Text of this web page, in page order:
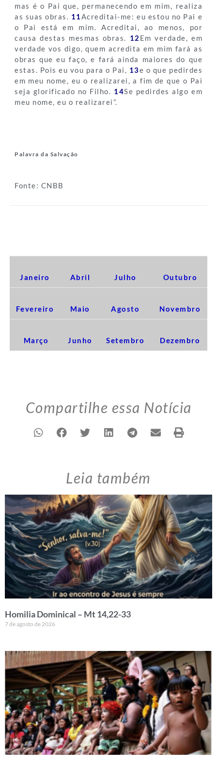
mas é o Pai que, permanecendo em mim, realiza
as suas obras. 11Acreditai-me: eu estou no Pai e
o Pai está em mim. Acreditai, ao menos, por
causa destas mesmas obras. 12 Em verdade, em
verdade vos digo, quem acredita em mim fará as
obras que eu faço, e fará ainda maiores do que
estas. Pois eu vou para o Pai, 13e o que pedirdes
em meu nome, eu o realizarei, a fim de que o Pai
seja glorificado no Filho. 14Se pedirdes algo em
meu nome, eu o realizarei”.
Palavra da Salvação
Fonte: CNBB
Janeiro Abril Julho Outubro
Fevereiro Maio Agosto Novembro
Março Junho Setembro Dezembro
Compartilhe essa Notícia
Leia também
Homilia Dominical – Mt 14,22-33
7 de agosto de 2026